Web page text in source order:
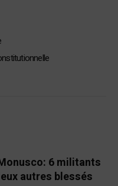
6 militants
autres blessés